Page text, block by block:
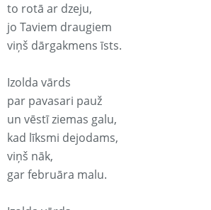
to rotā ar dzeju,
jo Taviem draugiem
viņš dārgakmens īsts.
Izolda vārds
par pavasari pauž
un vēstī ziemas galu,
kad līksmi dejodams,
viņš nāk,
gar februāra malu.